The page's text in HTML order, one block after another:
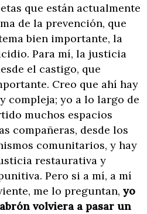
que están actualmente
de la prevención, que
bien importante, la
Para mí, la justicia
el castigo, que
Creo que ahí hay
compleja; yo a lo largo de
muchos espacios
compañeras, desde los
comunitarios, y hay
restaurativa y
Pero si a mí, a mí
me lo preguntan, yo
volviera a pasar un